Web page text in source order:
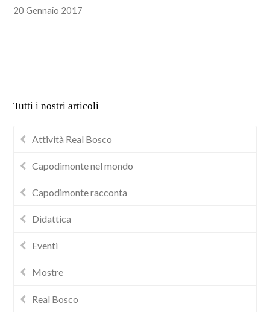
20 Gennaio 2017
Tutti i nostri articoli
Attività Real Bosco
Capodimonte nel mondo
Capodimonte racconta
Didattica
Eventi
Mostre
Real Bosco